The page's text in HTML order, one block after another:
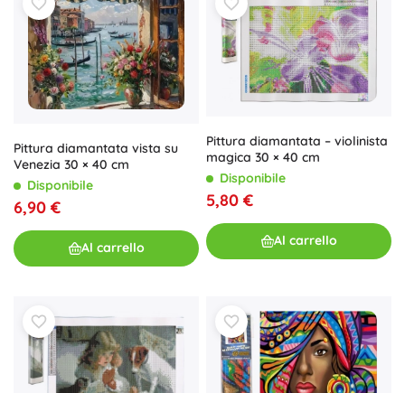
Pittura diamantata vista su
Venezia 30 × 40 cm
Disponibile
6,90 €
Al carrello
Pittura diamantata – violinista
magica 30 × 40 cm
Disponibile
5,80 €
Al carrello